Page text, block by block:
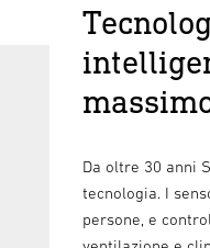
Da oltre 30 anni
tecnologia. I
persone, e